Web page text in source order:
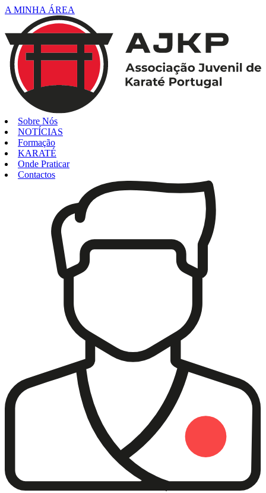
A MINHA ÁREA
Sobre Nós
NOTÍCIAS
Formação
KARATÉ
Onde Praticar
Contactos